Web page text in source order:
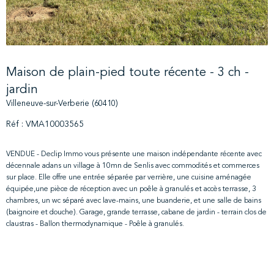
Maison de plain-pied toute récente - 3 ch -
jardin
Villeneuve-sur-Verberie (60410)
Réf : VMA10003565
VENDUE - Declip Immo vous présente une maison indépendante récente avec
décennale adans un village à 10mn de Senlis avec commodités et commerces
sur place. Elle offre une entrée séparée par verrière, une cuisine aménagée
équipée,une pièce de réception avec un poêle à granulés et accès terrasse, 3
chambres, un wc séparé avec lave-mains, une buanderie, et une salle de bains
(baignoire et douche). Garage, grande terrasse, cabane de jardin - terrain clos de
claustras - Ballon thermodynamique - Poêle à granulés.